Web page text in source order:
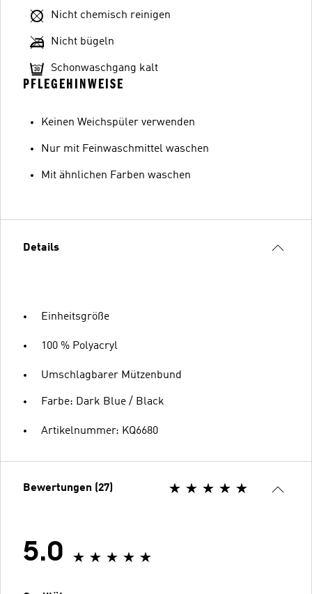
Nicht chemisch reinigen
Nicht bügeln
Schonwaschgang kalt
PFLEGEHINWEISE
Keinen Weichspüler verwenden
Nur mit Feinwaschmittel waschen
Mit ähnlichen Farben waschen
Details
Einheitsgröße
100 % Polyacryl
Umschlagbarer Mützenbund
Farbe: Dark Blue / Black
Artikelnummer: KQ6680
Bewertungen (27)
5.0